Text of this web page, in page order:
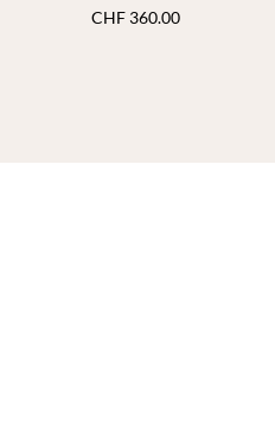
CHF360.00